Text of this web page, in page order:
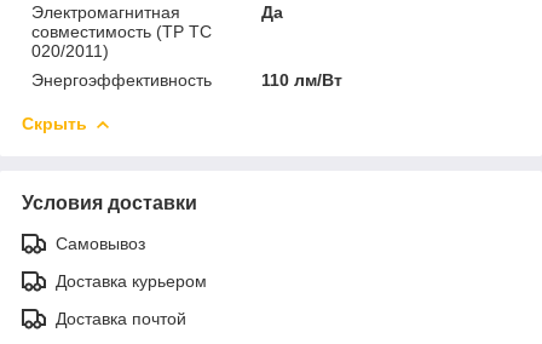
Электромагнитная
совместимость (ТР ТС
020/2011)
Да
Энергоэффективность 110 лм/Вт
Скрыть
Условия доставки
Самовывоз
Доставка курьером
Доставка почтой